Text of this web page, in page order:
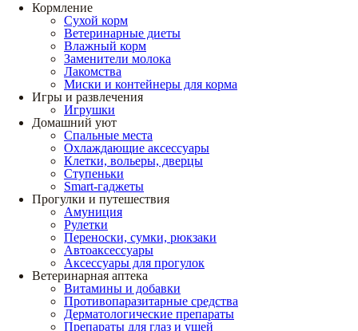
Кормление
Сухой корм
Ветеринарные диеты
Влажный корм
Заменители молока
Лакомства
Миски и контейнеры для корма
Игры и развлечения
Игрушки
Домашний уют
Спальные места
Охлаждающие аксессуары
Клетки, вольеры, дверцы
Ступеньки
Smart-гаджеты
Прогулки и путешествия
Амуниция
Рулетки
Переноски, сумки, рюкзаки
Автоаксессуары
Аксессуары для прогулок
Ветеринарная аптека
Витамины и добавки
Противопаразитарные средства
Дерматологические препараты
Препараты для глаз и ушей